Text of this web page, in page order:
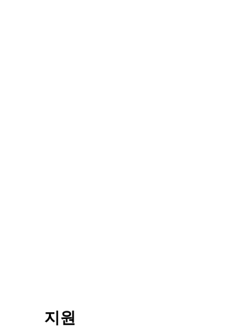
지원